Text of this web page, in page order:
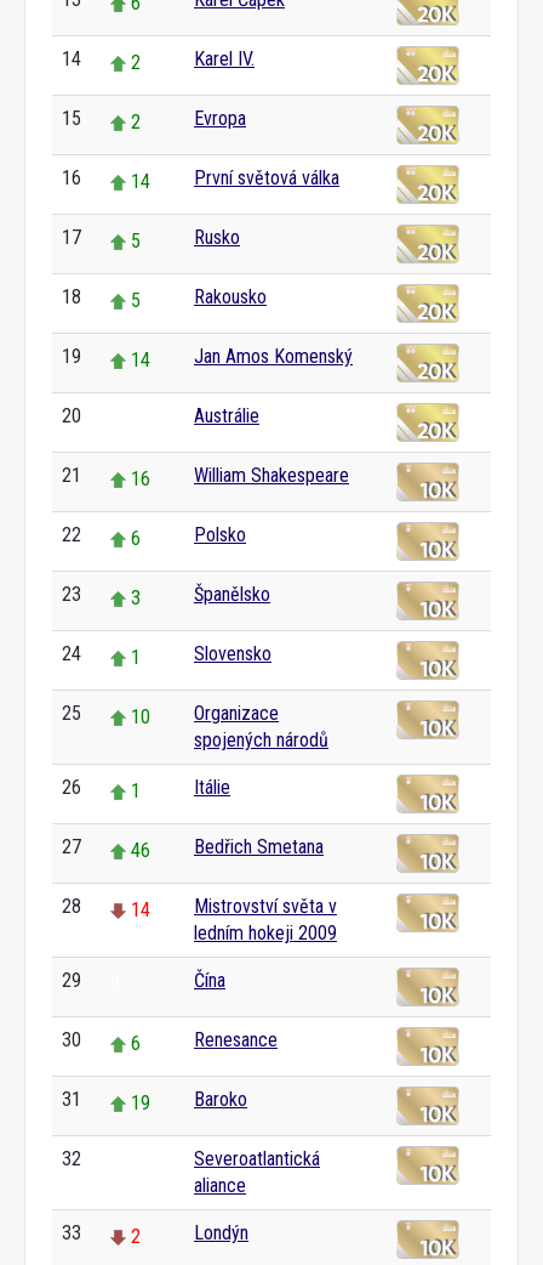
14 2 Karel IV.
15 2 Evropa
16 14 První světová válka
17 5 Rusko
18 5 Rakousko
19 14 Jan Amos Komenský
20 Austrálie
21 16 William Shakespeare
22 6 Polsko
23 3 Španělsko
24 1 Slovensko
25 10
Organizace
spojených národů
26 1 Itálie
27 46 Bedřich Smetana
28 14
Mistrovství světa v
ledním hokeji 2009
29 Čína
30 6 Renesance
31 19 Baroko
32
Severoatlantická
aliance
33 2 Londýn